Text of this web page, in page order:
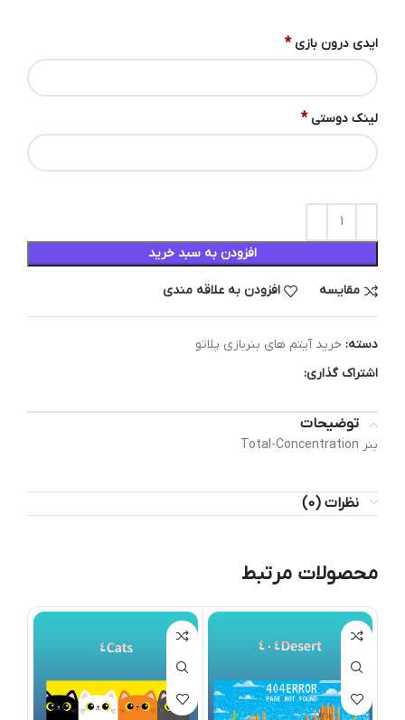
ایدی درون بازی *
لینک دوستی *
افزودن به سبد خرید
مقایسه افزودن به علاقه مندی
دسته: خرید آیتم های بنربازی پلاتو
اشتراک گذاری:
توضیحات
بنر Total-Concentration
نظرات (0)
محصولات مرتبط